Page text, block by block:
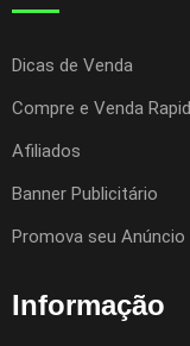
Dicas de Venda
Compre e Venda
Afiliados
Banner Publicitário
Promova seu Anúncio
Informação